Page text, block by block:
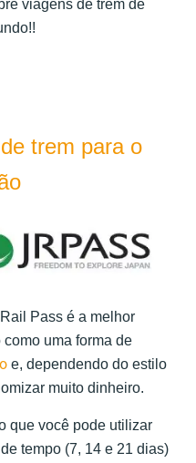
viagens de trem de
trem para o
Pass é a melhor
uma forma de
e, dependendo do estilo
muito dinheiro.
que você pode utilizar
tempo (7, 14 e 21 dias)